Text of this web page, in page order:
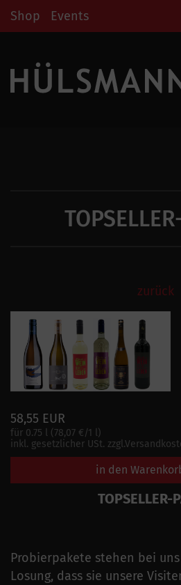
Shop Events
zurück
58,55 EUR
für 0.75 l (78,07 €/1 l)
inkl. gesetzlicher USt.
in den
TOPSELLER-
Probierpakete stehen bei
Losung, dass sie unsere